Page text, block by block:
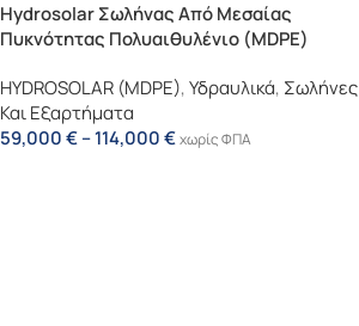
Hydrosolar Σωλήνας Από Μεσαίας
Πυκνότητας Πολυαιθυλένιο (MDPE)
HYDROSOLAR (MDPE),Υδραυλικά, Σωλήνες
Και Εξαρτήματα
59,000€–114,000€χωρίς ΦΠΑ